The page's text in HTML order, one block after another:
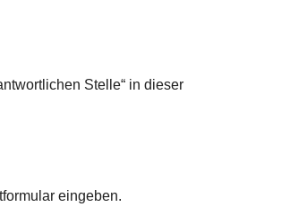
Stelle“ in dieser
eingeben.